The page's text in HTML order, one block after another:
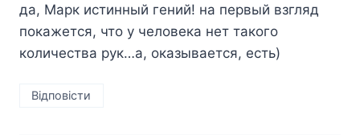
да, Марк истинный гений! на первый взгляд
покажется, что у человека нет такого
количества рук…а, оказывается, есть)
Відповіcти